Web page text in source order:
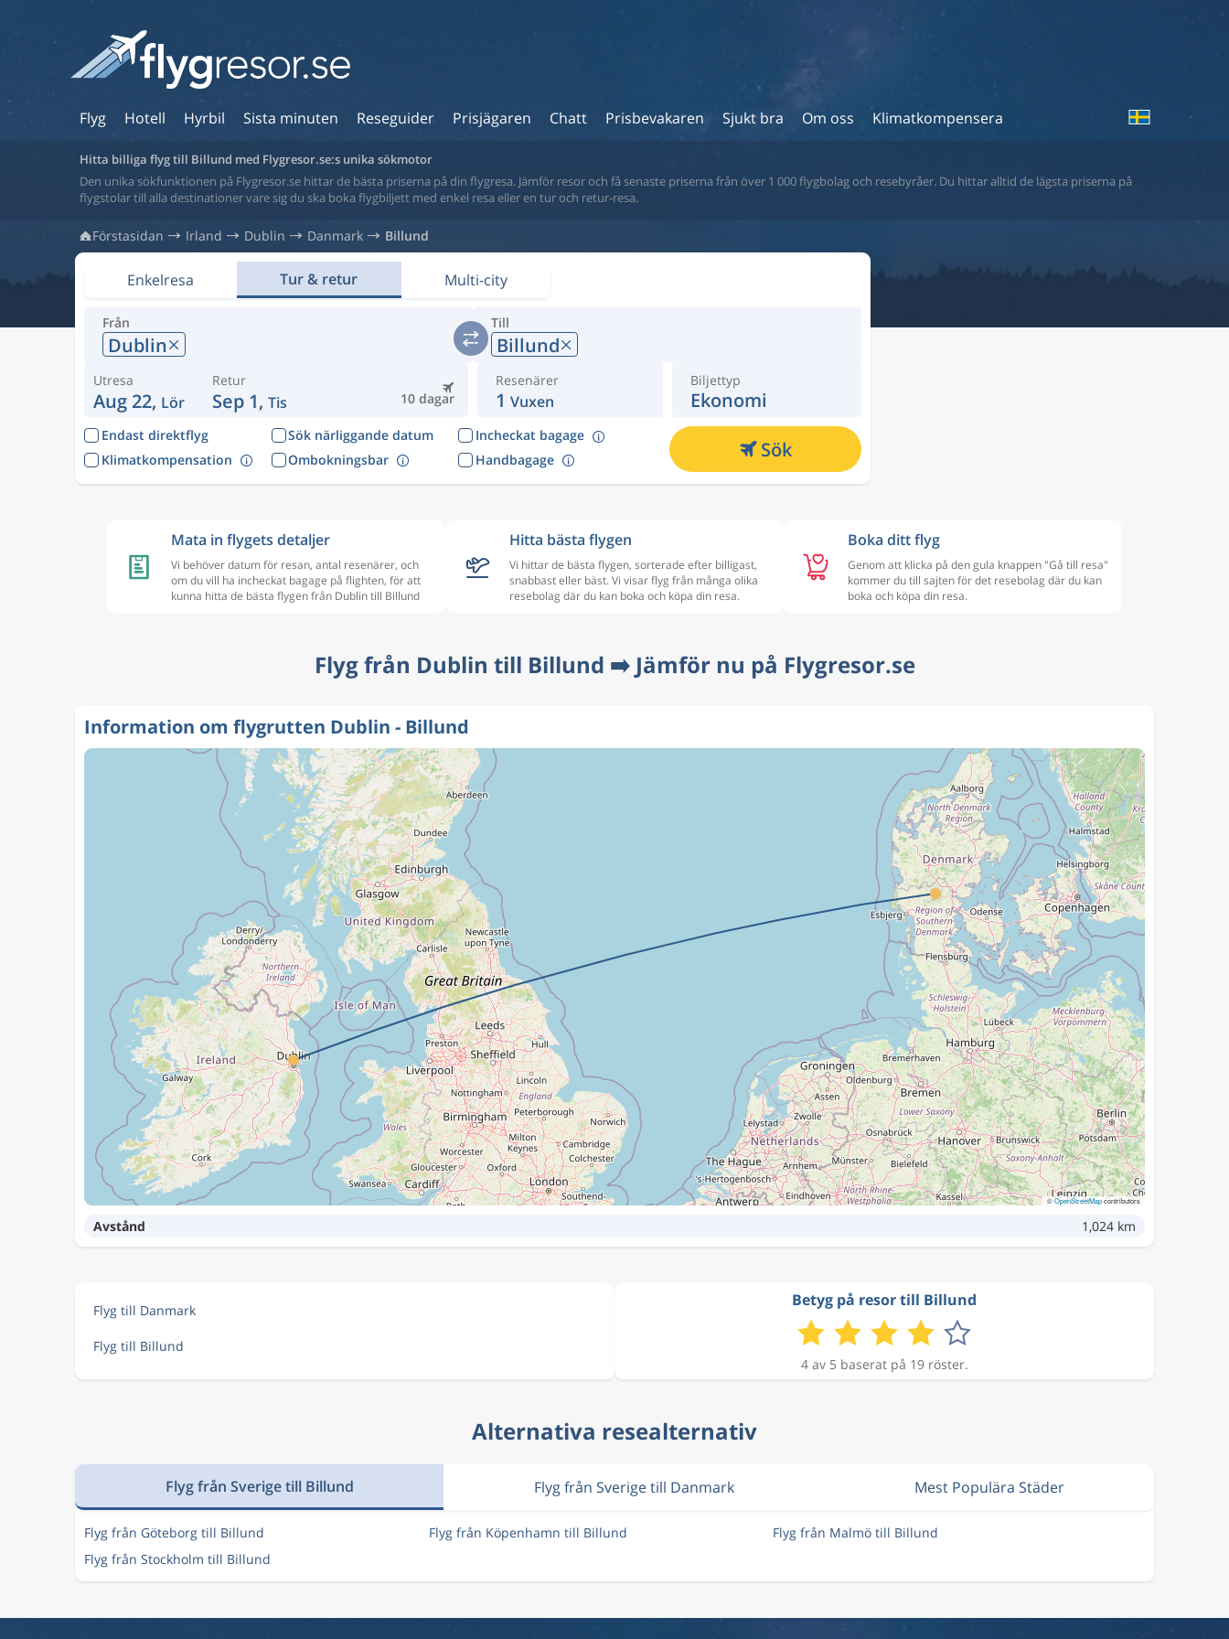
Flyg Hotell Hyrbil Sista minuten Reseguider Prisjägaren Chatt Prisbevakaren Sjukt bra Om oss Klimatkompensera
Hitta billiga flyg till Billund med Flygresor.se:s unika sökmotor
Den unika sökfunktionen på Flygresor.se hittar de bästa priserna på din flygresa. Jämför resor och få senaste priserna från över 1 000 flygbolag och resebyråer. Du hittar alltid de lägsta priserna på
flygstolar till alla destinationer vare sig du ska boka flygbiljett med enkel resa eller en tur och retur-resa.
Förstasidan Irland Dublin Danmark Billund
Enkelresa Tur & retur Multi-city
Från
Dublin
Till
Billund
Utresa
Aug 22, Lör 10 dagar
Retur
Sep 1, Tis
Resenärer
1 Vuxen
Biljettyp
Ekonomi
Endast direktflyg Sök närliggande datum
Incheckat bagage
Klimatkompensation
Ombokningsbar Handbagage Sök
Mata in flygets detaljer
Vi behöver datum för resan, antal resenärer, och
om du vill ha incheckat bagage på flighten, för att
kunna hitta de bästa flygen från Dublin till Billund
Hitta bästa flygen
Vi hittar de bästa flygen, sorterade efter billigast,
snabbast eller bäst. Vi visar flyg från många olika
resebolag där du kan boka och köpa din resa.
Boka ditt flyg
Genom att klicka på den gula knappen "Gå till resa"
kommer du till sajten för det resebolag där du kan
boka och köpa din resa.
Flyg från Dublin till Billund ➡️ Jämför nu på Flygresor.se
Information om flygrutten Dublin - Billund
©OpenStreetMapcontributors
Avstånd 1,024 km
Flyg till Danmark
Flyg till Billund
Betyg på resor till Billund
4 av 5 baserat på 19 röster.
Alternativa resealternativ
Flyg från Sverige till Billund Flyg från Sverige till Danmark Mest Populära Städer
Flyg från Göteborg till Billund Flyg från Köpenhamn till Billund
Flyg från Malmö till Billund
Flyg från Stockholm till Billund